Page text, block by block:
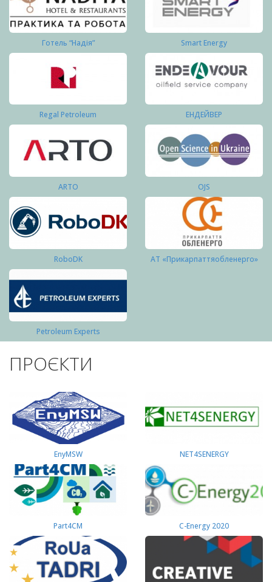
Готель “Надія” Smart Energy
Regal Petroleum ЕНДЕЙВЕР
ARTO OJS
RoboDK АТ «Прикарпаттяобленерго»
Petroleum Experts
ПРОЄКТИ
EnyMSW NET4SENERGY
Part4СМ C-Energy 2020